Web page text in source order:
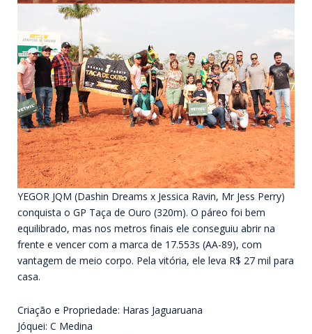
YEGOR JQM (Dashin Dreams x Jessica Ravin, Mr Jess Perry)
conquista o GP Taça de Ouro (320m). O páreo foi bem
equilibrado, mas nos metros finais ele conseguiu abrir na
frente e vencer com a marca de 17.553s (AA-89), com
vantagem de meio corpo. Pela vitória, ele leva R$ 27 mil para
casa.
Criação e Propriedade: Haras Jaguaruana
Jóquei: C Medina